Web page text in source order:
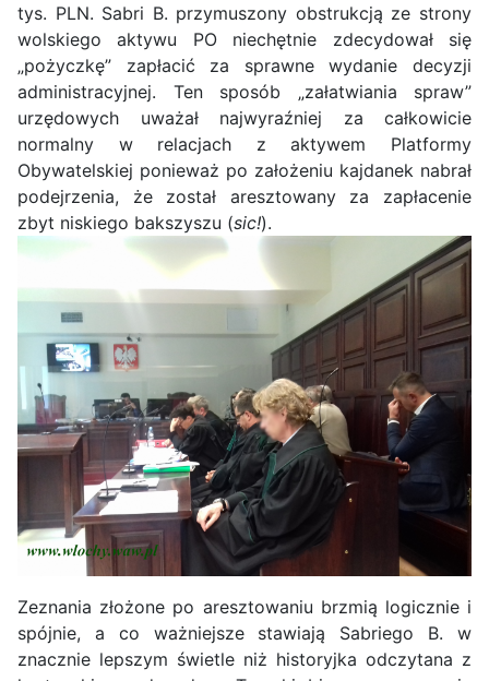
tys. PLN. Sabri B. przymuszony obstrukcją ze strony
wolskiego aktywu PO niechętnie zdecydował się
„pożyczkę” zapłacić za sprawne wydanie decyzji
administracyjnej. Ten sposób „załatwiania spraw”
urzędowych uważał najwyraźniej za całkowicie
normalny w relacjach z aktywem Platformy
Obywatelskiej ponieważ po założeniu kajdanek nabrał
podejrzenia, że został aresztowany za zapłacenie
zbyt niskiego bakszyszu (sic!).
Zeznania złożone po aresztowaniu brzmią logicznie i
spójnie, a co ważniejsze stawiają Sabriego B. w
znacznie lepszym świetle niż historyjka odczytana z